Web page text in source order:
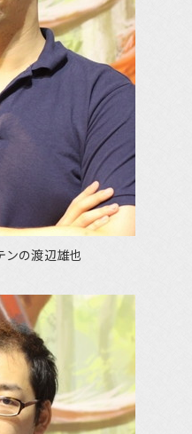
ンの渡辺雄也